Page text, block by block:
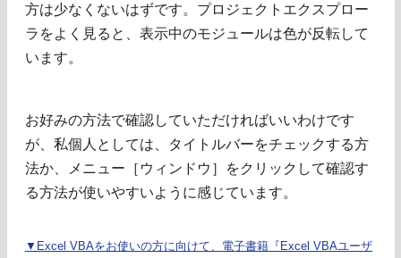
方は少なくないはずです。プロジェクトエクスプロー
ラをよく見ると、表示中のモジュールは色が反転して
います。
お好みの方法で確認していただければいいわけです
が、私個人としては、タイトルバーをチェックする方
法か、メニュー［ウィンドウ］をクリックして確認す
る方法が使いやすいように感じています。
▼Excel VBAをお使いの方に向けて、電子書籍『Excel VBAユーザ